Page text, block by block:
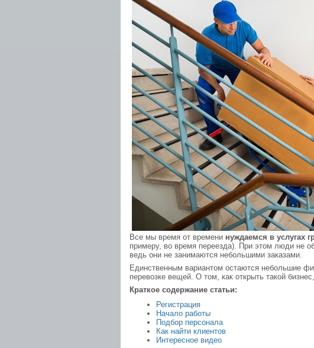
Все мы время от времени нуждаемся в услугах
примеру, во время переезда). При этом люди не
ведь они не занимаются небольшими заказами.
Единственным вариантом остаются небольшие
перевозке вещей. О том, как открыть такой
Краткое содержание статьи:
Регистрация
Начало работы
Подбор персонала
Как найти клиентов
Интересное видео